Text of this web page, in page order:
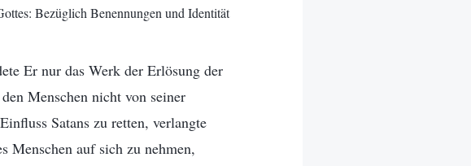
Bezüglich Benennungen und Identität
Er nur das Werk der Erlösung der
Menschen nicht von seiner
Satans zu retten, verlangte
Menschen auf sich zu nehmen,